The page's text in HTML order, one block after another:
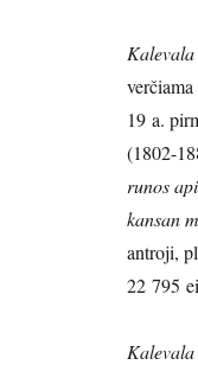
Kalevala
19 a.
(1802-
runos
kansan
antroji,
22 795
Kalevala